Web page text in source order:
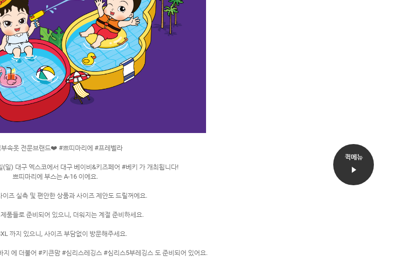
퀵메뉴
속옷 전문브랜드❤️ #쁘띠마리에 #프레벨라
일) 대구 엑스코에서 대구 베이비&키즈페어 #베키 가 개최됩니다!
쁘띠마리에 부스는 A-16 이에요.
이즈 실측 및 편안한 상품과 사이즈 제안도 드릴꺼에요.
품들로 준비되어 있으니, 더워지는 계절 준비하세요.
까지 있으니, 사이즈 부담없이 방문해주세요.
지 에 더불어 #키큰맘 #심리스레깅스 #심리스5부레깅스 도 준비되어 있어요.